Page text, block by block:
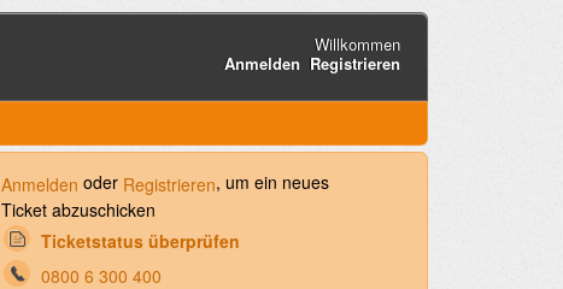
Willkommen
Anmelden Registrieren
Anmelden oder Registrieren, um ein neues
Ticket abzuschicken
Ticketstatus überprüfen
0800 6 300 400